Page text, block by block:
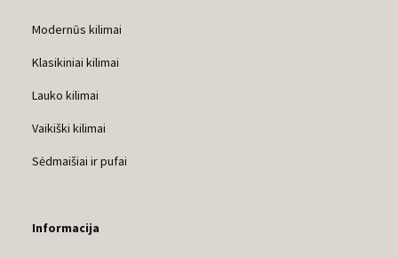
Modernūs kilimai
Klasikiniai kilimai
Lauko kilimai
Vaikiški kilimai
Sėdmaišiai ir pufai
Informacija